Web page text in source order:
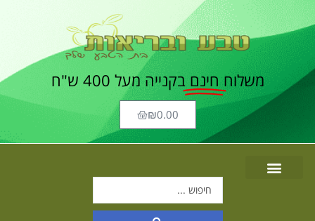
משלוח חינם בקנייה מעל 400 ש"ח
₪0.00